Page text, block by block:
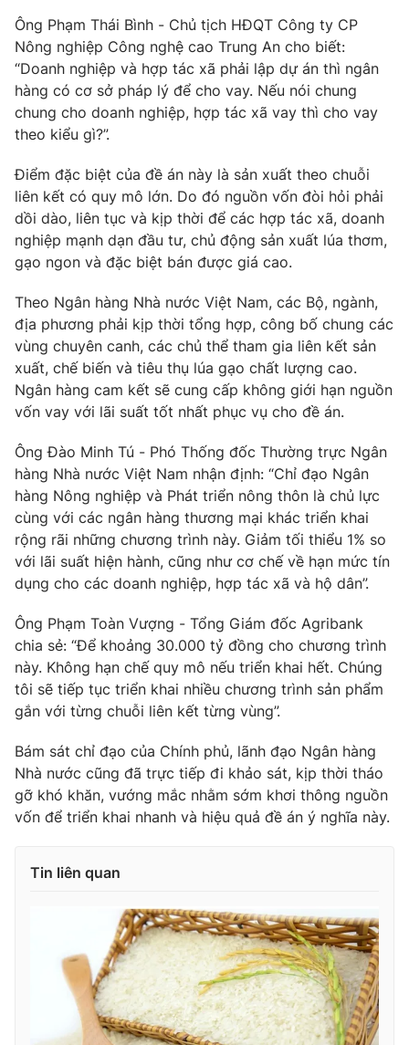
Học trực tuyến
Hitech Công nghệ tương lai
Sản phẩm
Thị trường
Tư vấn
Giao lưu trực tuyến
Lịch phát sóng
Chuyên mục khác
Emagazine Podcast
Photo Infographic
Video Shorts video
VTV Money VTV Thể thao
VTV Sức khoẻ Bất động sản
Thị trường 24h Tấm lòng Việt
VTV4 Vươn mình bằng AI
VTV9 VTV8
Liên hệ tòa soạn English
THỜI BÁO VTV
Theo dõi báo trên
Cơ quan chủ quản:
Giấy phép hoạt động báo in và báo điện tử số 483/GP-BTTTT
cấp ngày 29/12/2023
Tổng Biên tập:Vũ Thanh Thủy
Phó Tổng Biên tập:Nguyễn Thị Mỹ Hạnh, Phạm Quốc Thắng,
Nguyễn Trọng Ninh
Tổng đài VTV:024.38 355 931 - 024.38 355 932
Ông Phạm Thái Bình - Chủ tịch HĐQT Công ty CP
Nông nghiệp Công nghệ cao Trung An cho biết:
“Doanh nghiệp và hợp tác xã phải lập dự án thì ngân
hàng có cơ sở pháp lý để cho vay. Nếu nói chung
chung cho doanh nghiệp, hợp tác xã vay thì cho vay
theo kiểu gì?”.
Điểm đặc biệt của đề án này là sản xuất theo chuỗi
liên kết có quy mô lớn. Do đó nguồn vốn đòi hỏi phải
dồi dào, liên tục và kịp thời để các hợp tác xã, doanh
nghiệp mạnh dạn đầu tư, chủ động sản xuất lúa thơm,
gạo ngon và đặc biệt bán được giá cao.
Theo Ngân hàng Nhà nước Việt Nam, các Bộ, ngành,
địa phương phải kịp thời tổng hợp, công bố chung các
vùng chuyên canh, các chủ thể tham gia liên kết sản
xuất, chế biến và tiêu thụ lúa gạo chất lượng cao.
Ngân hàng cam kết sẽ cung cấp không giới hạn nguồn
vốn vay với lãi suất tốt nhất phục vụ cho đề án.
Ông Đào Minh Tú - Phó Thống đốc Thường trực Ngân
hàng Nhà nước Việt Nam nhận định: “Chỉ đạo Ngân
hàng Nông nghiệp và Phát triển nông thôn là chủ lực
cùng với các ngân hàng thương mại khác triển khai
rộng rãi những chương trình này. Giảm tối thiểu 1% so
với lãi suất hiện hành, cũng như cơ chế về hạn mức tín
dụng cho các doanh nghiệp, hợp tác xã và hộ dân”.
Ông Phạm Toàn Vượng - Tổng Giám đốc Agribank
chia sẻ: “Để khoảng 30.000 tỷ đồng cho chương trình
này. Không hạn chế quy mô nếu triển khai hết. Chúng
tôi sẽ tiếp tục triển khai nhiều chương trình sản phẩm
gắn với từng chuỗi liên kết từng vùng”.
Bám sát chỉ đạo của Chính phủ, lãnh đạo Ngân hàng
Nhà nước cũng đã trực tiếp đi khảo sát, kịp thời tháo
gỡ khó khăn, vướng mắc nhằm sớm khơi thông nguồn
vốn để triển khai nhanh và hiệu quả đề án ý nghĩa này.
Tin liên quan